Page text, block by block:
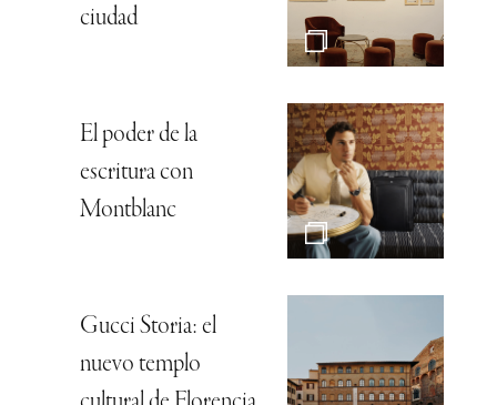
ciudad
El poder de la
escritura con
Montblanc
Gucci Storia: el
nuevo templo